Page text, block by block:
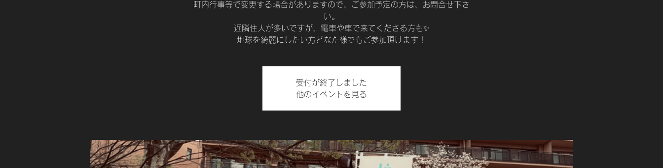
町内行事等で変更する場合がありますので、ご参加予定の方は、お問合せ下さ
い。
近隣住人が多いですが、電車や車で来てくださる方も✨
地球を綺麗にしたい方どなた様でもご参加頂けます！
受付が終了しました
他のイベントを見る